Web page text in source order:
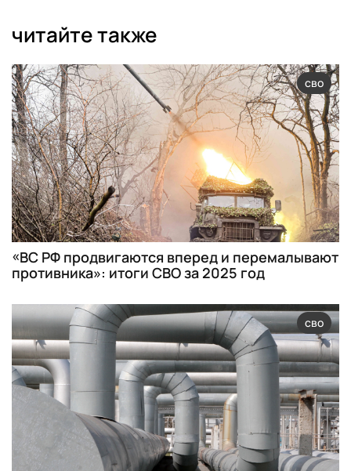
читайте также
сво
«ВС РФ продвигаются вперед и перемалывают
противника»: итоги СВО за 2025 год
сво